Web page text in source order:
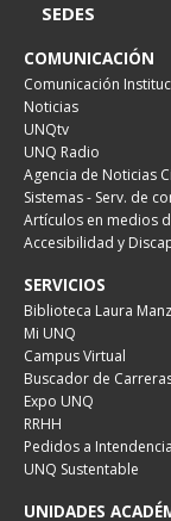
SEDES
COMUNICACIÓN
Comunicación
Noticias
UNQtv
UNQ Radio
Agencia de Noticias
Sistemas - Serv. de
Artículos en medios
Accesibilidad y
SERVICIOS
Biblioteca Laura
Mi UNQ
Campus Virtual
Buscador de
Expo UNQ
RRHH
Pedidos a Intendencia
UNQ Sustentable
UNIDADES